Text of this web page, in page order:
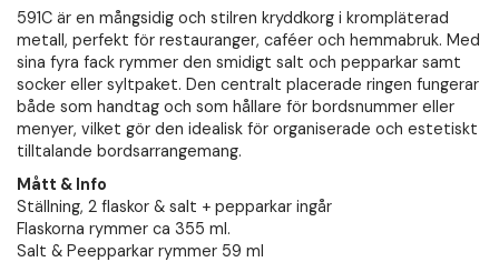
591C är en mångsidig och stilren kryddkorg i krompläterad
metall, perfekt för restauranger, caféer och hemmabruk. Med
sina fyra fack rymmer den smidigt salt och pepparkar samt
socker eller syltpaket. Den centralt placerade ringen fungerar
både som handtag och som hållare för bordsnummer eller
menyer, vilket gör den idealisk för organiserade och estetiskt
tilltalande bordsarrangemang.
Mått & Info
Ställning, 2 flaskor & salt + pepparkar ingår
Flaskorna rymmer ca 355 ml.
Salt & Peepparkar rymmer 59 ml